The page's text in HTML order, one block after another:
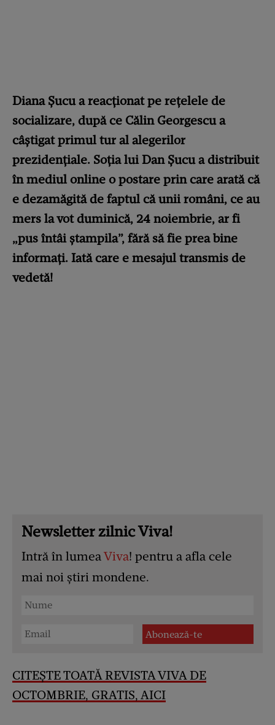
Diana Șucu a reacționat pe rețelele de
socializare, după ce Călin Georgescu a
câștigat primul tur al alegerilor
prezidențiale. Soția lui Dan Șucu a distribuit
în mediul online o postare prin care arată că
e dezamăgită de faptul că unii români, ce au
mers la vot duminică, 24 noiembrie, ar fi
„pus întâi ștampila”, fără să fie prea bine
informați. Iată care e mesajul transmis de
vedetă!
Newsletter zilnic Viva!
Intră în lumeaViva! pentru a afla cele
mai noi știri mondene.
CITEȘTE TOATĂ REVISTA VIVA DE
OCTOMBRIE, GRATIS, AICI